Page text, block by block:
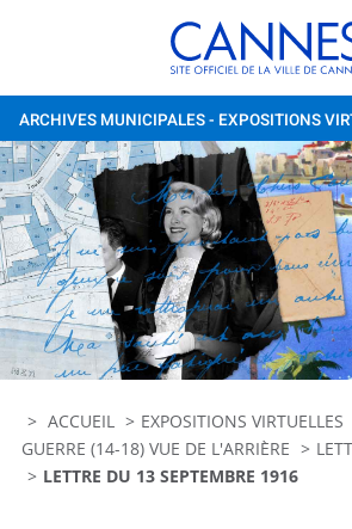
ARCHIVES MUNICIPALES- EXPOSITIONS
ACCUEIL EXPOSITIONS VIRTUELLES
GUERRE (14-18) VUE DE L'ARRIÈRE
LETTRE DU 13 SEPTEMBRE 1916